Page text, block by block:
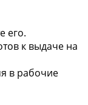
его.
к выдаче на
в рабочие